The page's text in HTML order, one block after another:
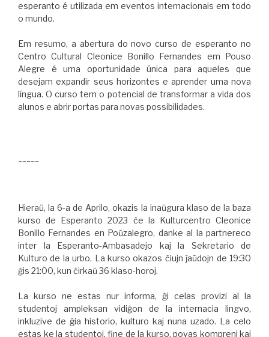
esperanto é utilizada em eventos internacionais em todo
o mundo.
Em resumo, a abertura do novo curso de esperanto no
Centro Cultural Cleonice Bonillo Fernandes em Pouso
Alegre é uma oportunidade única para aqueles que
desejam expandir seus horizontes e aprender uma nova
língua. O curso tem o potencial de transformar a vida dos
alunos e abrir portas para novas possibilidades.
Hieraŭ, la 6-a de Aprilo, okazis la inaŭgura klaso de la baza
kurso de Esperanto 2023 ĉe la Kulturcentro Cleonice
Bonillo Fernandes en Poŭzalegro, danke al la partnereco
inter la Esperanto-Ambasadejo kaj la Sekretario de
Kulturo de la urbo. La kurso okazos ĉiujn ĵaŭdojn de 19:30
ĝis 21:00, kun ĉirkaŭ 36 klaso-horoj.
La kurso ne estas nur informa, ĝi celas provizi al la
studentoj ampleksan vidiĝon de la internacia lingvo,
inkluzive de ĝia historio, kulturo kaj nuna uzado. La celo
estas ke la studentoj, fine de la kurso, povas kompreni kaj